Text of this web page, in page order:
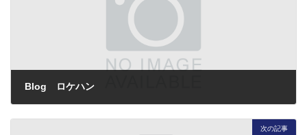
Blog ロケハン
次の記事